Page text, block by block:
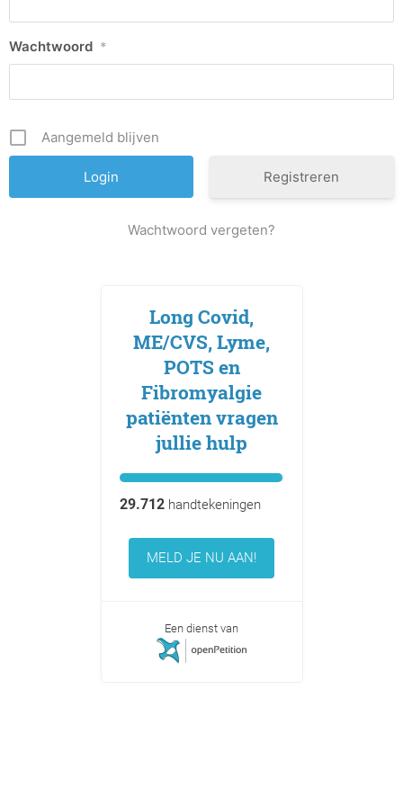
Wachtwoord *
Aangemeld blijven
Registreren
Wachtwoord vergeten?
Long Covid,
ME/CVS, Lyme,
POTS en
Fibromyalgie
patiënten vragen
jullie hulp
29.712handtekeningen
MELD JE NU AAN!
Een dienst van